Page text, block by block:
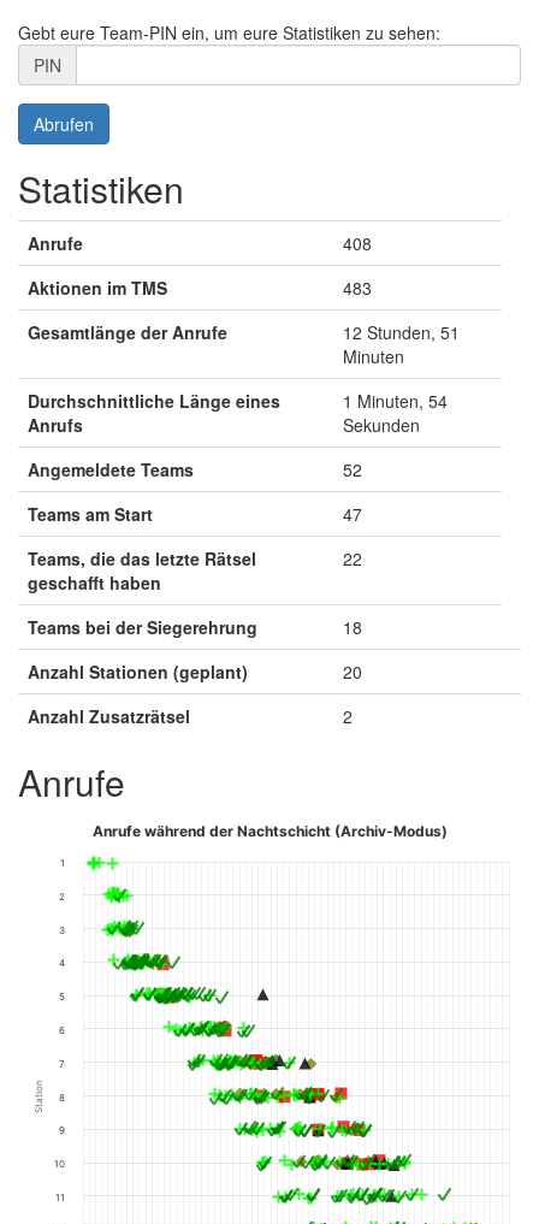
Gebt eure Team-PIN ein, um eure Statistiken zu sehen:
PIN
Statistiken
Anrufe
408
Aktionen im TMS
483
Gesamtlänge der Anrufe
12 Stunden, 51
Minuten
Durchschnittliche Länge eines
Anrufs
1 Minuten, 54
Sekunden
Angemeldete Teams
52
Teams am Start
47
Teams, die das letzte Rätsel
geschafft haben
22
Teams bei der Siegerehrung
18
Anzahl Stationen (geplant)
20
Anzahl Zusatzrätsel
2
Anrufe
Station
Anrufe während der Nachtschicht (Archiv-Modus)
1
2
3
4
5
6
7
8
9
10
11